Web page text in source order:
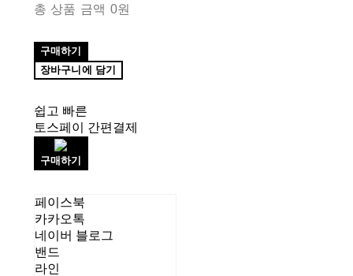
총 상품 금액 0원
구매하기
장바구니에 담기
쉽고 빠른
토스페이 간편결제
구매하기
페이스북
카카오톡
네이버 블로그
밴드
라인